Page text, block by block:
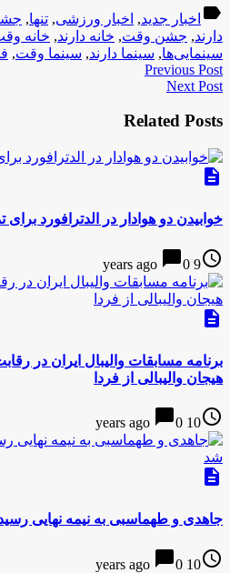
label اخبار جدید, اخبار ورزشی, تنها,
دارند, جشن وقت, خانه دارند, خانه
سینمایی‌ها, سینما دارند, سینما وقت,
Previous Post
Next Post
Related Posts
description
خوابیدن دو هوادار در الدترافورد
access_time
9 years ago
chat_bubble0
description
برنامه مسابقات والیبال ایران در
هیجان والیبالی از فردا
access_time
10 years ago
chat_bubble0
description
جاهدی و طهماسبی به نیمه نهایی
access_time
10 years ago
chat_bubble0